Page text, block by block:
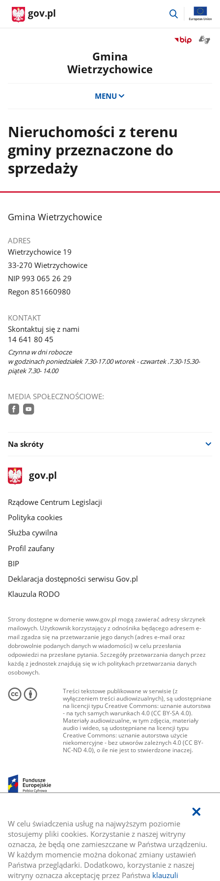
W celu świadczenia usług na najwyższym poziomie
stosujemy pliki cookies. Korzystanie z naszej witryny
oznacza, że będą one zamieszczane w Państwa urządzeniu.
W każdym momencie można dokonać zmiany ustawień
Państwa przeglądarki. Dodatkowo, korzystanie z naszej
witryny oznacza akceptację przez Państwa klauzuli
gov.pl
przejdź
Przejdź
Gmina
Wietrzychowice
MENU
Nieruchomości z terenu
gminy przeznaczone do
sprzedaży
stopka
Gmina Wietrzychowice
ADRES
Wietrzychowice 19
33-270 Wietrzychowice
NIP 993 065 26 29
Regon 851660980
KONTAKT
Skontaktuj się z nami
14 641 80 45
Czynna w dni robocze
w godzinach poniedziałek 7.30-17.00 wtorek - czwartek .7.30-15.30-
piątek 7.30- 14.00
MEDIA SPOŁECZNOŚCIOWE:
Na skróty
stopka
gov.plStrona
gov.pl
Rządowe Centrum Legislacji
Polityka cookies
Służba cywilna
Profil zaufany
BIP
Deklaracja dostępności serwisu Gov.pl
Klauzula RODO
Strony dostępne w domenie www.gov.pl mogą zawierać adresy skrzynek
mailowych. Użytkownik korzystający z odnośnika będącego adresem e-
mail zgadza się na przetwarzanie jego danych (adres e-mail oraz
dobrowolnie podanych danych w wiadomości) w celu przesłania
odpowiedzi na przesłane pytania. Szczegóły przetwarzania danych przez
każdą z jednostek znajdują się w ich politykach przetwarzania danych
osobowych.
Treści tekstowe publikowane w serwisie (z
wyłączeniem treści audiowizualnych), są udostępniane
na licencji typu Creative Commons: uznanie autorstwa
- na tych samych warunkach 4.0 (CC BY-SA 4.0).
Materiały audiowizualne, w tym zdjęcia, materiały
audio i wideo, są udostępniane na licencji typu
Creative Commons: uznanie autorstwa użycie
niekomercyjne - bez utworów zależnych 4.0 (CC BY-
NC-ND 4.0), o ile nie jest to stwierdzone inaczej.